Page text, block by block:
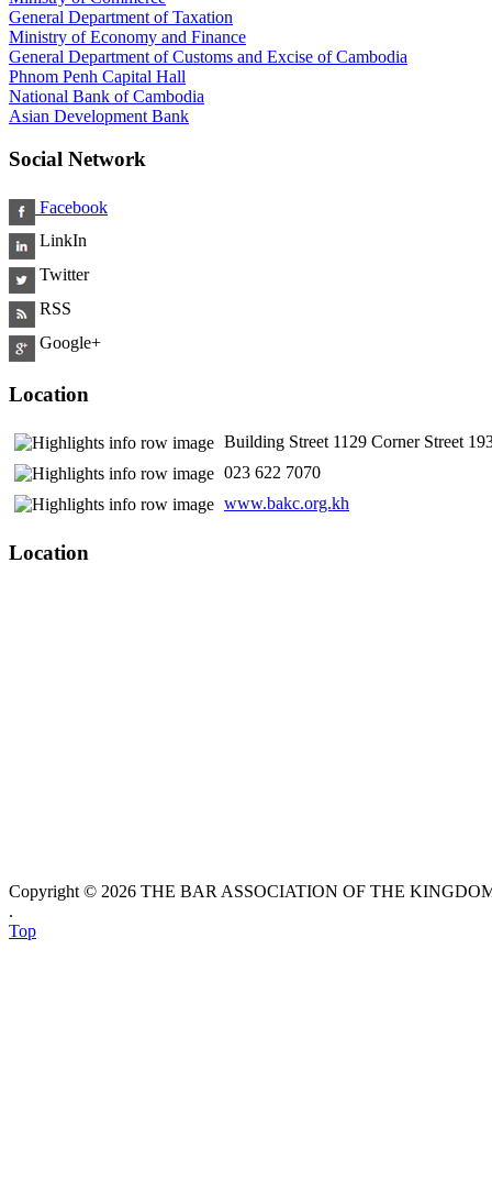
General Department of Taxation
Ministry of Economy and Finance
General Department of Customs and Excise of Cambodia
Phnom Penh Capital Hall
National Bank of Cambodia
Asian Development Bank
Social Network
Facebook
LinkIn
Twitter
RSS
Google+
Location
Building Street 1129 Corner Street
​ 023 622 7070
www.bakc.org.kh
Location
Copyright © 2026 THE BAR ASSOCIATION OF THE
.
Top